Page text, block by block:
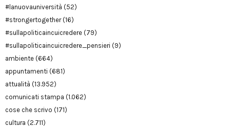
#lanuovauniversità (52)
#strongertogether(16)
#sullapoliticaincuicredere (79)
#sullapoliticaincuicredere_pensieri (9)
ambiente (664)
appuntamenti (681)
attualità (13.952)
comunicati stampa (1.062)
cose che scrivo (171)
cultura (2.711)